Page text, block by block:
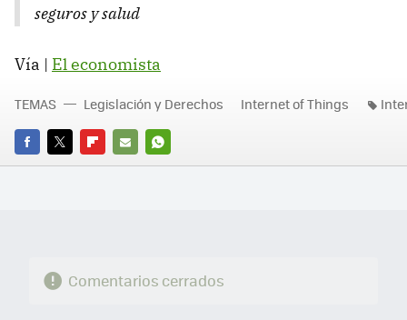
seguros y salud
Vía | El economista
FACEBOOK
TWITTERFLIPBOARD
E-
WHATSAPP
TEMAS Legislación y Derechos Internet of Things
Comentarios cerrados